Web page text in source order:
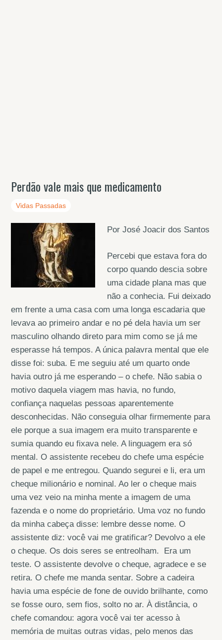
Perdão vale mais que medicamento
Vidas Passadas
Por José Joacir dos Santos
Percebi que estava fora do
corpo quando descia sobre
uma cidade plana mas que
não a conhecia. Fui deixado
em frente a uma casa com uma longa escadaria que
levava ao primeiro andar e no pé dela havia um ser
masculino olhando direto para mim como se já me
esperasse há tempos. A única palavra mental que ele
disse foi: suba. E me seguiu até um quarto onde
havia outro já me esperando – o chefe. Não sabia o
motivo daquela viagem mas havia, no fundo,
confiança naquelas pessoas aparentemente
desconhecidas. Não conseguia olhar firmemente para
ele porque a sua imagem era muito transparente e
sumia quando eu fixava nele. A linguagem era só
mental. O assistente recebeu do chefe uma espécie
de papel e me entregou. Quando segurei e li, era um
cheque milionário e nominal. Ao ler o cheque mais
uma vez veio na minha mente a imagem de uma
fazenda e o nome do proprietário. Uma voz no fundo
da minha cabeça disse: lembre desse nome. O
assistente diz: você vai me gratificar? Devolvo a ele
o cheque. Os dois seres se entreolham. Era um
teste. O assistente devolve o cheque, agradece e se
retira. O chefe me manda sentar. Sobre a cadeira
havia uma espécie de fone de ouvido brilhante, como
se fosse ouro, sem fios, solto no ar. À distância, o
chefe comandou: agora você vai ter acesso à
memória de muitas outras vidas, pelo menos das